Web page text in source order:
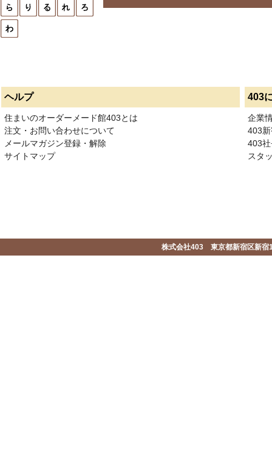
ヘルプ 403
住まいのオーダーメード館403とは
注文・お問い合わせについて
メールマガジン登録・解除
サイトマップ
企業
403
403
スタ
株式会社403 東京都新宿区新